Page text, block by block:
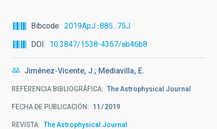
Bibcode
2019ApJ...885...75J
DOI
10.3847/1538-4357/ab46b8
Jiménez-Vicente, J.; Mediavilla, E.
REFERENCIA BIBLIOGRÁFICA The Astrophysical Journal
FECHA DE PUBLICACIÓN: 11 2019
REVISTA The Astrophysical Journal